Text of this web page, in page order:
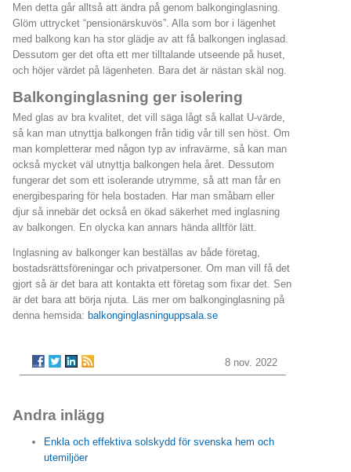
Men detta går alltså att ändra på genom balkonginglasning.
Glöm uttrycket “pensionärskuvös”. Alla som bor i lägenhet
med balkong kan ha stor glädje av att få balkongen inglasad.
Dessutom ger det ofta ett mer tilltalande utseende på huset,
och höjer värdet på lägenheten. Bara det är nästan skäl nog.
Balkonginglasning ger isolering
Med glas av bra kvalitet, det vill säga lågt så kallat U-värde,
så kan man utnyttja balkongen från tidig vår till sen höst. Om
man kompletterar med någon typ av infravärme, så kan man
också mycket väl utnyttja balkongen hela året. Dessutom
fungerar det som ett isolerande utrymme, så att man får en
energibesparing för hela bostaden. Har man småbarn eller
djur så innebär det också en ökad säkerhet med inglasning
av balkongen. En olycka kan annars hända alltför lätt.
Inglasning av balkonger kan beställas av både företag,
bostadsrättsföreningar och privatpersoner. Om man vill få det
gjort så är det bara att kontakta ett företag som fixar det. Sen
är det bara att börja njuta. Läs mer om balkonginglasning på
denna hemsida: balkonginglasninguppsala.se
8 nov. 2022
Andra inlägg
Enkla och effektiva solskydd för svenska hem och
utemiljöer